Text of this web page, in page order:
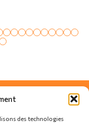
des technologies